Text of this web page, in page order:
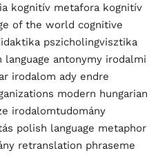
kognitív metafora kognitív
of the world cognitive
pszicholingvisztika
antonymy irodalmi
irodalom ady endre
modern hungarian
irodalomtudomány
polish language metaphor
retranslation phraseme